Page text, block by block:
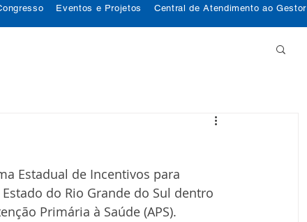
Eventos e Projetos Central de Atendimento ao Gestor
Estadual de Incentivos para
do Rio Grande do Sul dentro
Primária à Saúde (APS).